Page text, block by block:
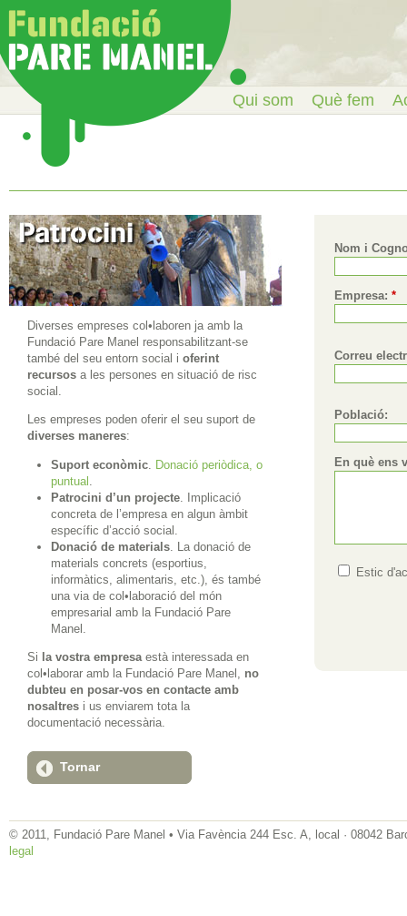
Qui som Què fem
Diverses empreses col•laboren ja amb la
Fundació Pare Manel responsabilitzant-se
també del seu entorn social i oferint
recursos a les persones en situació de risc
social.
Les empreses poden oferir el seu suport de
diverses maneres:
Suport econòmic Donació periòdica, o
puntual
Patrocini d’un projecte . Implicació
concreta de l’empresa en algun àmbit
específic d’acció social.
Donació de materials . La donació de
materials concrets (esportius,
informàtics, alimentaris, etc.), és també
una via de col•laboració del món
empresarial amb la Fundació Pare
Manel.
Si la vostra empresa està interessada en
col•laborar amb la Fundació Pare Manel, no
dubteu en posar-vos en contacte amb
nosaltres i us enviarem tota la
documentació necessària.
Tornar
Nom i
Empresa: *
Correu
Població:
En què ens
Estic
© 2011, Fundació Pare Manel • Via Favència 244 Esc. A, local · 08042
legal